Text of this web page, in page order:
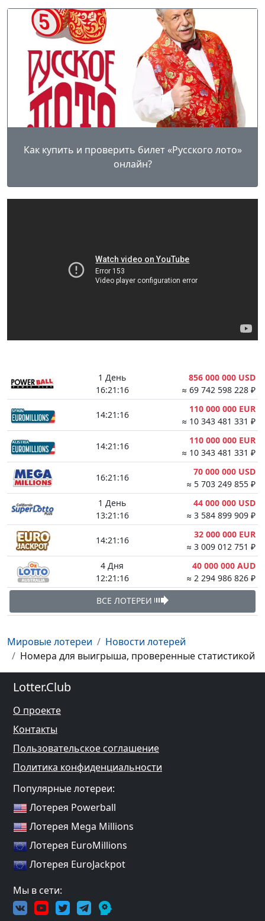
Как купить и проверить билет «Русского лото»
онлайн?
1 День
16:21:15
856 000 000 USD
≈ 69 742 598 228 ₽
14:21:15
110 000 000 EUR
≈ 10 343 481 331 ₽
14:21:15
110 000 000 EUR
≈ 10 343 481 331 ₽
16:21:15
70 000 000 USD
≈ 5 703 249 855 ₽
1 День
13:21:15
44 000 000 USD
≈ 3 584 899 909 ₽
14:21:15
32 000 000 EUR
≈ 3 009 012 751 ₽
4 Дня
12:21:15
40 000 000 AUD
≈ 2 294 986 826 ₽
ВСЕ ЛОТЕРЕИ
Мировые лотереи
Новости лотерей
Номера для выигрыша, проверенные статистикой
Lotter.Club
О проекте
Контакты
Пользовательское соглашение
Политика конфиденциальности
Популярные лотереи:
Лотерея Powerball
Лотерея Mega Millions
Лотерея EuroMillions
Лотерея EuroJackpot
Мы в сети: